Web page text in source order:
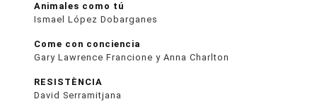
Animales como tú
Ismael López Dobarganes
Come con conciencia
Gary Lawrence Francione y Anna Charlton
RESISTÈNCIA
David Serramitjana